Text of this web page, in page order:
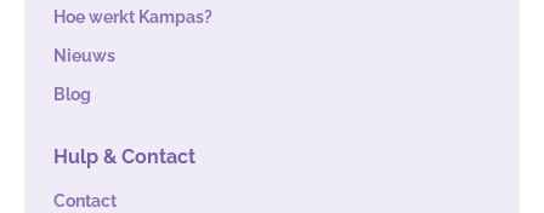
Hoe werkt Kampas?
Nieuws
Blog
Hulp & Contact
Contact